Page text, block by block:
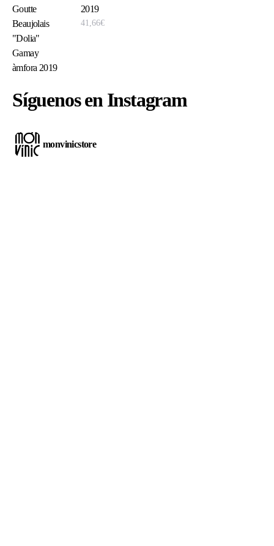
2019
41,66€
Síguenos en Instagram
monvinicstore